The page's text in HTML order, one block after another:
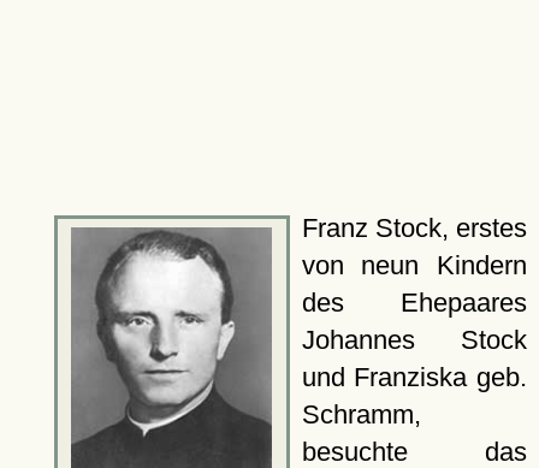
Franz Stock, erstes
von neun Kindern
des Ehepaares
Johannes Stock
und Franziska geb.
Schramm,
besuchte das